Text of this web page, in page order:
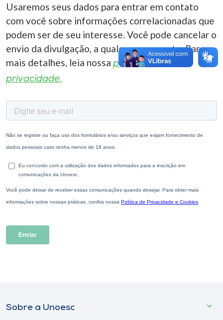
A-
Usaremos seus dados para entrar em contato
com você sobre informações correlacionadas que
podem ser de seu interesse. Você pode cancelar o
envio da divulgação, a qualquer momento. Para
mais detalhes, leia nossa política de
privacidade.
Sobre a Unoesc